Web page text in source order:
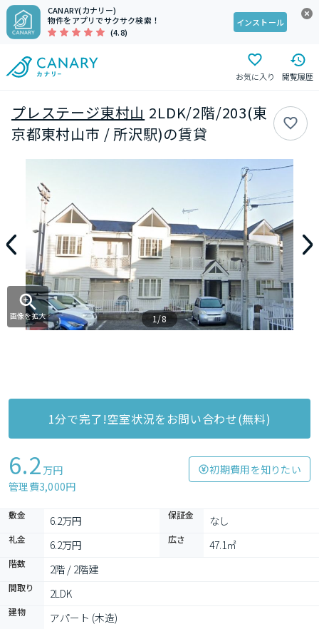
CANARY(カナリー)
物件をアプリでサクサク検索！
(4.8)
インストール
お気に入り 閲覧履歴
プレステージ東村山 2LDK/2階/203(東
京都東村山市 / 所沢駅)の賃貸
画像を拡大 1/8
1分で完了!空室状況をお問い合わせ(無料)
6.2 万円
管理費3,000円
初期費用を知りたい
敷金 6.2万円 保証金 なし
礼金 6.2万円 広さ 47.1㎡
階数 2階 / 2階建
間取り 2LDK
建物 アパート (木造)